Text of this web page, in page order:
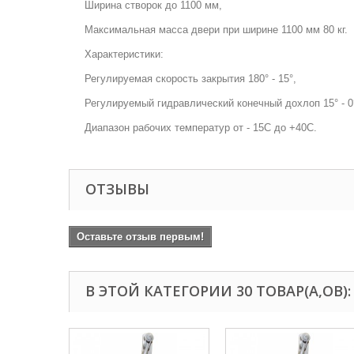
Ширина створок до 1100 мм,
Максимальная масса двери при ширине 1100 мм 80 кг.
Характеристики:
Регулируемая скорость закрытия 180° - 15°,
Регулируемый гидравлический конечный дохлоп 15° -
Диапазон рабочих температур от - 15С до +40С.
ОТЗЫВЫ
Оставьте отзыв первым!
В ЭТОЙ КАТЕГОРИИ 30 ТОВАР(А,ОВ):